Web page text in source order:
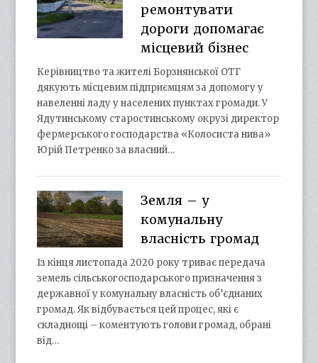
ремонтувати
дороги допомагає
місцевий бізнес
Керівництво та жителі Борзнянської ОТГ
дякують місцевим підприємцям за допомогу у
навеленні ладу у населених пунктах громади. У
Ядутинському старостинському окрузі директор
фермерського господарства «Колосиста нива»
Юрій Петренко за власний…
Земля – у
комунальну
власність громад
Із кінця листопада 2020 року триває передача
земель сільськогосподарського призначення з
державної у комунальну власність об’єднаних
громад. Як відбувається цей процес, які є
складнощі – коментують голови громад, обрані
від…